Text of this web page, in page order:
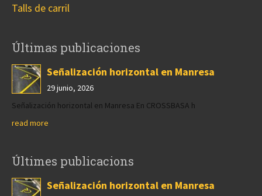
Talls de carril
Últimas publicaciones
Señalización horizontal en Manresa
29 junio, 2026
Señalización horizontal en Manresa En CROSSBASA h
read more
Últimes publicacions
Señalización horizontal en Manresa